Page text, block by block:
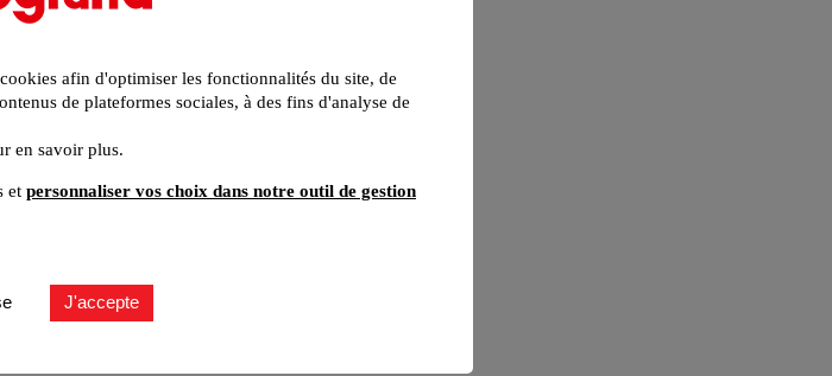
afin d'optimiser les fonctionnalités du site, de
de plateformes sociales, à des fins d'analyse de
en savoir plus.
et personnaliser vos choix dans notre outil de gestion
J'accepte